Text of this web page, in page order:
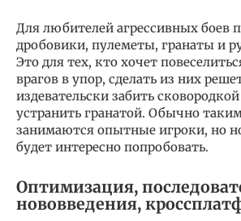
Для любителей агрессивных боев
дробовики, пулеметы, гранаты и
Это для тех, кто хочет
врагов в упор, сделать из них
издевательски забить
устранить гранатой. Обычно
занимаются опытные игроки, но
будет интересно попробовать.
Оптимизация,
нововведения,